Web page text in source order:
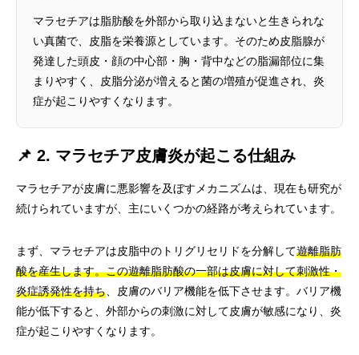
マラセチアは脂肪酸を外部から取り込まないと生きられな
い真菌で、皮脂を栄養源としています。そのため皮脂腺が
発達した頭皮・顔の中心部・胸・背中などの脂漏部位に集
まりやすく、皮脂分泌が増えると菌の増殖が促進され、炎
症が起こりやすくなります。
📌 2. マラセチア皮膚炎が起こる仕組み
マラセチアが皮膚に悪影響を及ぼすメカニズムは、現在も研究が
続けられていますが、主にいくつかの経路が考えられています。
まず、マラセチアは皮脂中のトリグリセリドを分解して遊離脂肪
酸を産生します。この遊離脂肪酸の一部は皮膚に対して刺激性・
炎症誘発性を持ち 、皮膚のバリア機能を低下させます。バリア機
能が低下すると、外部からの刺激に対して皮膚が敏感になり、炎
症が起こりやすくなります。